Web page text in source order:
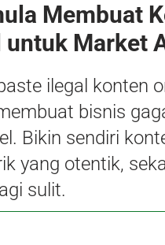
Membuat
untuk Market
ilegal konten
bisnis
Bikin sendiri
yang otentik,
sulit.